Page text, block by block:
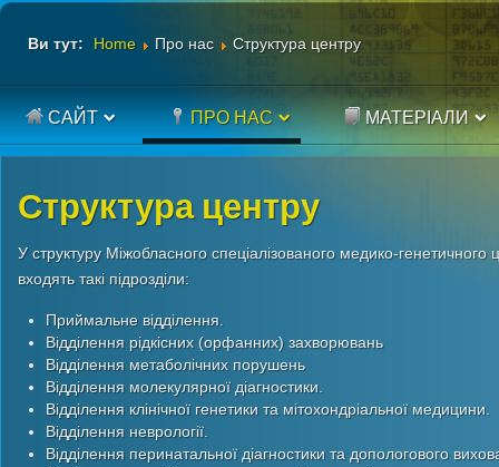
Ви тут: Home Про нас Структура центру
САЙТ ПРО НАС МАТЕРІАЛИ
Структура центру
У структуру Міжобласного спеціалізованого медико-
входять такі підрозділи:
Приймальне відділення.
Відділення рідкісних (орфанних) захворювань
Відділення метаболічних порушень
Відділення молекулярної діагностики.
Відділення клінічної генетики та мітохондріальної медицини.
Відділення неврології.
Відділення перинатальної діагностики та допологового